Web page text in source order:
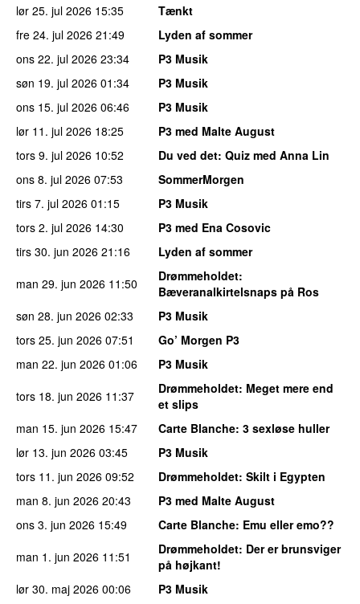
lør 25. jul 2026 15:35
Tænkt
fre 24. jul 2026 21:49
Lyden af sommer
ons 22. jul 2026 23:34
P3 Musik
søn 19. jul 2026 01:34
P3 Musik
ons 15. jul 2026 06:46
P3 Musik
lør 11. jul 2026 18:25
P3 med Malte August
tors 9. jul 2026 10:52 Du ved det: Quiz med Anna Lin
ons 8. jul 2026 07:53
SommerMorgen
tirs 7. jul 2026 01:15
P3 Musik
tors 2. jul 2026 14:30
P3 med Ena Cosovic
tirs 30. jun 2026 21:16
Lyden af sommer
man 29. jun 2026 11:50 Drømmeholdet:
Bæveranalkirtelsnaps på Ros
søn 28. jun 2026 02:33
P3 Musik
tors 25. jun 2026 07:51
Go’ Morgen P3
man 22. jun 2026 01:06
P3 Musik
tors 18. jun 2026 11:37 Drømmeholdet: Meget mere end
et slips
man 15. jun 2026 15:47 Carte Blanche: 3 sexløse huller
lør 13. jun 2026 03:45
P3 Musik
tors 11. jun 2026 09:52 Drømmeholdet: Skilt i Egypten
man 8. jun 2026 20:43
P3 med Malte August
ons 3. jun 2026 15:49 Carte Blanche: Emu eller emo??
man 1. jun 2026 11:51 Drømmeholdet: Der er brunsviger
på højkant!
lør 30. maj 2026 00:06
P3 Musik